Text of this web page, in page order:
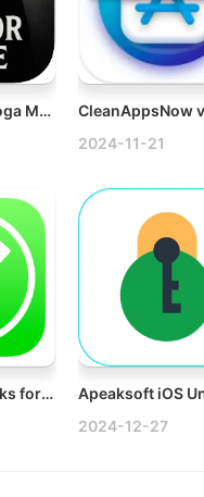
Aurora DSP Laboga Mr Hector Suite v1.0.0 Mac高增益吉他放大器仿真插件
2024-11-21
gTasks Pro – Tasks for Google v1.3.27 Mac任务管理器破解版下载
2024-12-27